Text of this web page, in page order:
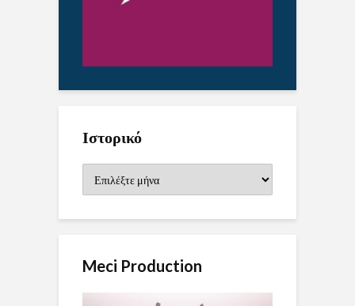
Ιστορικό
Meci Production